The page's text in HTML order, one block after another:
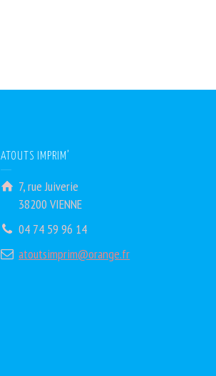
ATOUTS IMPRIM’
7, rue Juiverie
38200 VIENNE
04 74 59 96 14
atoutsimprim@orange.fr